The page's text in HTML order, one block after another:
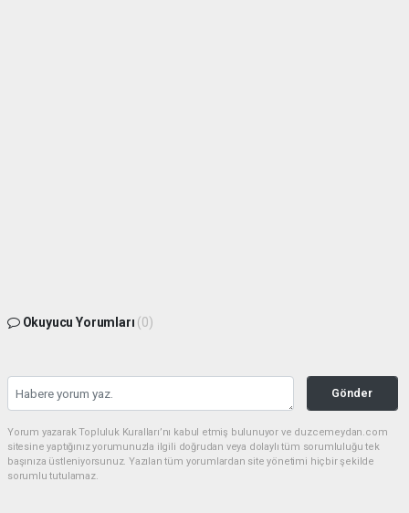
Okuyucu Yorumları (0)
Gönder
Yorum yazarak Topluluk Kuralları’nı kabul etmiş bulunuyor ve duzcemeydan.com
sitesine yaptığınız yorumunuzla ilgili doğrudan veya dolaylı tüm sorumluluğu tek
başınıza üstleniyorsunuz. Yazılan tüm yorumlardan site yönetimi hiçbir şekilde
sorumlu tutulamaz.